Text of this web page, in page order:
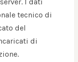
I dati
tecnico di
del
di